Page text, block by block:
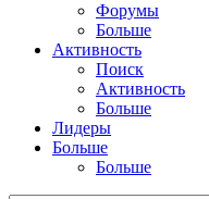
Форумы
Больше
Активность
Поиск
Активность
Больше
Лидеры
Больше
Больше